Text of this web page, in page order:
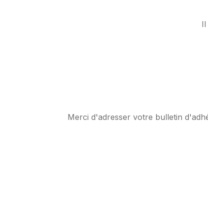
Il
Merci d'adresser votre bulletin